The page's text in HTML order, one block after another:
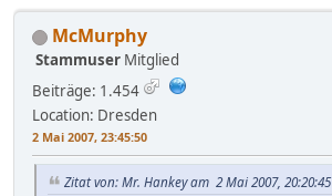
McMurphy
Stammuser Mitglied
Beiträge: 1.454
Location: Dresden
2 Mai 2007, 23:45:50
Zitat von: Mr. Hankey am 2 Mai 2007, 20:20:45